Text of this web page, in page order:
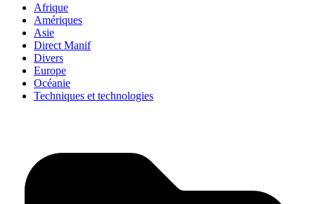
Afrique
Amériques
Asie
Direct Manif
Divers
Europe
Océanie
Techniques et technologies